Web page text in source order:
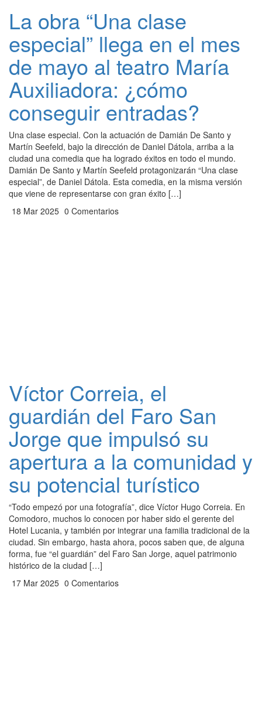
La obra “Una clase
especial” llega en el mes
de mayo al teatro María
Auxiliadora: ¿cómo
conseguir entradas?
Una clase especial. Con la actuación de Damián De Santo y
Martín Seefeld, bajo la dirección de Daniel Dátola, arriba a la
ciudad una comedia que ha logrado éxitos en todo el mundo.
Damián De Santo y Martín Seefeld protagonizarán “Una clase
especial”, de Daniel Dátola. Esta comedia, en la misma versión
que viene de representarse con gran éxito […]
18 Mar 2025 0 Comentarios
Víctor Correia, el
guardián del Faro San
Jorge que impulsó su
apertura a la comunidad y
su potencial turístico
“Todo empezó por una fotografía”, dice Víctor Hugo Correia. En
Comodoro, muchos lo conocen por haber sido el gerente del
Hotel Lucania, y también por integrar una familia tradicional de la
ciudad. Sin embargo, hasta ahora, pocos saben que, de alguna
forma, fue “el guardián” del Faro San Jorge, aquel patrimonio
histórico de la ciudad […]
17 Mar 2025 0 Comentarios